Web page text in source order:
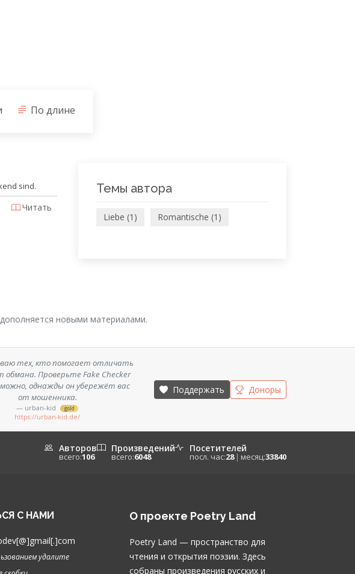
По длине
sind.
Читать
Темы автора
Liebe (1) Romantische (1)
новыми материалами.
тех, кто помогает отличать
обмана. Проверьте Fake Checker
однажды он убережёт вас
от мошенника.
— urban-kid gold
https://urban-kid.de/
Поддержать Доноры
Авторов
всего:106
Произведений
всего:6048
Посетителей
посл. час:28 | месяц:33840
С НАМИ
удалите
О проекте Poetry Land
Poetry Land — пространство для
чтения и открытия поэзии. Здесь
собраны произведения русских и